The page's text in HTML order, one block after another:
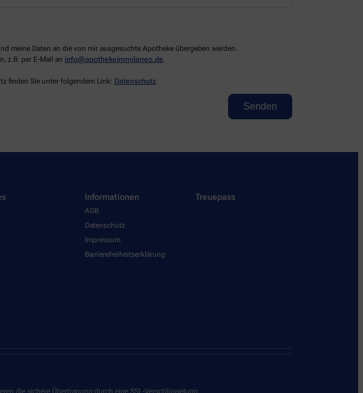
meine Daten an die von mir ausgesuchte Apotheke übergeben werden.
z.B. per E-Mail an info@apothekeimmilaneo.de
finden Sie unter folgendem Link: Datenschutz
Informationen
AGB
Datenschutz
Impressum
Barrierefreiheitserklärung
Treuepass
die sichere Übertragung durch eine SSL-Verschlüsselung.